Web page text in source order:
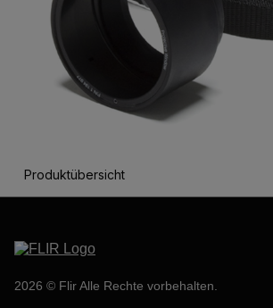
Produktübersicht
2026 © Flir Alle Rechte vorbehalten.